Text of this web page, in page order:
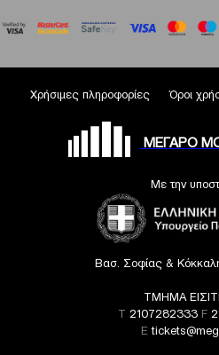
Χρήσιμες πληροφορίες Όροι
ΜΕΓΑΡΟ
Με την
Βασ. Σοφίας &
ΤΜΗΜΑ
T 2107282333 F
E